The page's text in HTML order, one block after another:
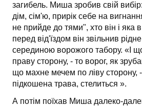
загибель. Миша зробив свій
дім, сім'ю, прирік себе на
не прийде до тями", хто він і яка
перед від'їздом він звільнив
серединою ворожого табору. «І
праву сторону, - то ворог, як
що махне мечем по ліву сторону, -
підкошена трава, стелиться ».
А потім поїхав Миша далеко-